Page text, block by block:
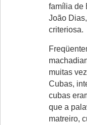
família de
João
criteriosa.
muitas
Cubas,
cubas
que a
matreiro,